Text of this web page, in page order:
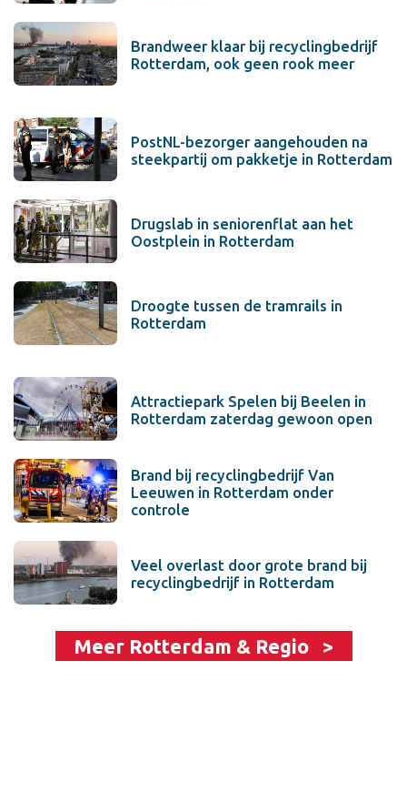
Brandweer klaar bij recyclingbedrijf
Rotterdam, ook geen rook meer
PostNL-bezorger aangehouden na
steekpartij om pakketje in Rotterdam
Drugslab in seniorenflat aan het
Oostplein in Rotterdam
Droogte tussen de tramrails in
Rotterdam
Attractiepark Spelen bij Beelen in
Rotterdam zaterdag gewoon open
Brand bij recyclingbedrijf Van
Leeuwen in Rotterdam onder
controle
Veel overlast door grote brand bij
recyclingbedrijf in Rotterdam
Meer Rotterdam & Regio >